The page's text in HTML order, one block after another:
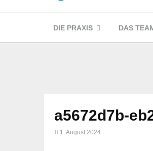
DIE PRAXIS DAS
a5672d7b-
1. August 2024